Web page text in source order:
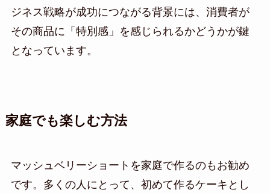
ジネス戦略が成功につながる背景には、消費者が
その商品に「特別感」を感じられるかどうかが鍵
となっています。
家庭でも楽しむ方法
マッシュベリーショートを家庭で作るのもお勧め
です。多くの人にとって、初めて作るケーキとし